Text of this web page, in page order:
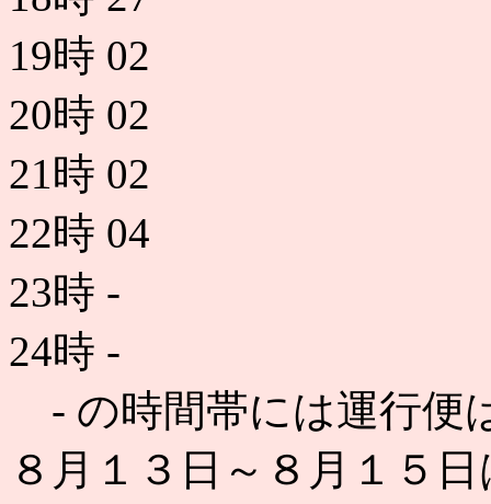
19時 02
20時 02
21時 02
22時 04
23時 -
24時 -
- の時間帯には運行便
８月１３日～８月１５